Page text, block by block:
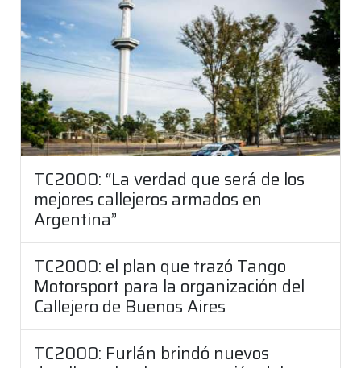
TC2000: “La verdad que será de los
mejores callejeros armados en
Argentina”
TC2000: el plan que trazó Tango
Motorsport para la organización del
Callejero de Buenos Aires
TC2000: Furlán brindó nuevos